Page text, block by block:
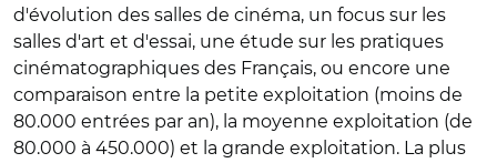
d'évolution des salles de cinéma, un focus sur les
salles d'art et d'essai, une étude sur les pratiques
cinématographiques des Français, ou encore une
comparaison entre la petite exploitation (moins de
80.000 entrées par an), la moyenne exploitation (de
80.000 à 450.000) et la grande exploitation. La plus